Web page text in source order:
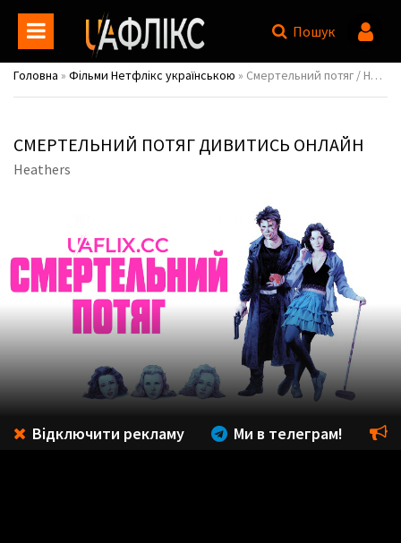
Пошук
Головна » Фільми Нетфлікс українською » Смертельний потяг / Heathers
СМЕРТЕЛЬНИЙ ПОТЯГ ДИВИТИСЬ ОНЛАЙН
Heathers
Відключити рекламу Ми в телеграм!